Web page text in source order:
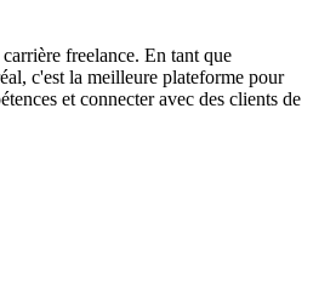
freelance. En tant que
c'est la meilleure plateforme pour
et connecter avec des clients de